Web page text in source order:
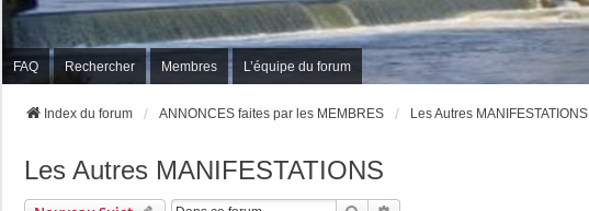
FAQ Rechercher Membres L’équipe du forum
Index du forum ANNONCES faites par les MEMBRES Les Autres MANIFESTATIONS
Les Autres MANIFESTATIONS